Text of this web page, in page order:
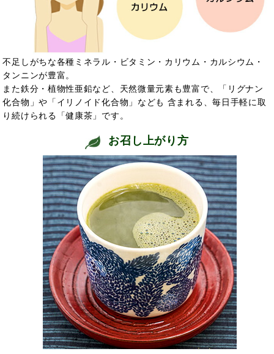
不足しがちな各種ミネラル・ビタミン・カリウム・カルシウム・
タンニンが豊富。
また鉄分・植物性亜鉛など、天然微量元素も豊富で、「リグナン
化合物」や「イリノイド化合物」なども 含まれる、毎日手軽に取
り続けられる「健康茶」です。
お召し上がり方